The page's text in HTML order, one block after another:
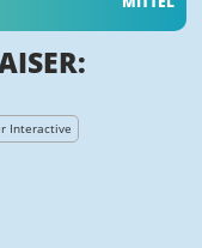
Interactive